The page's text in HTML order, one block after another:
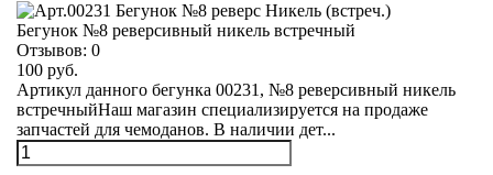
Бегунок №8 реверсивный никель встречный
Отзывов: 0
100 руб.
Артикул данного бегунка 00231, №8 реверсивный никель
встречныйНаш магазин специализируется на продаже
запчастей для чемоданов. В наличии дет...